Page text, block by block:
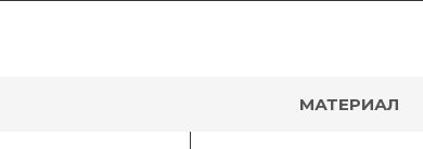
МАТЕРИАЛ